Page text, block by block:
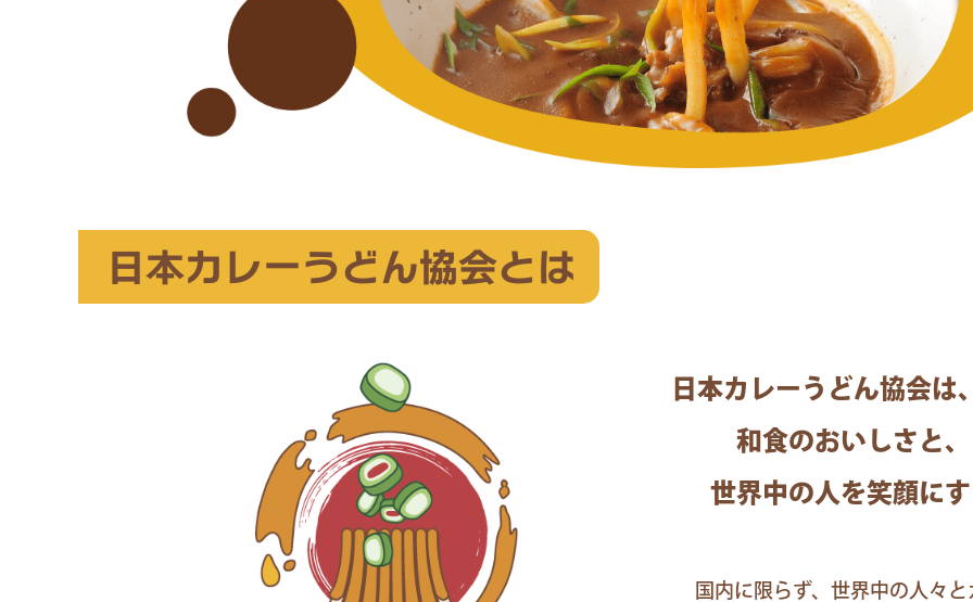
日本カレーうどん協会とは
日本カレーうどん協会は
和食のおいしさと
世界中の人を笑顔に
国内に限らず、世界中の人々